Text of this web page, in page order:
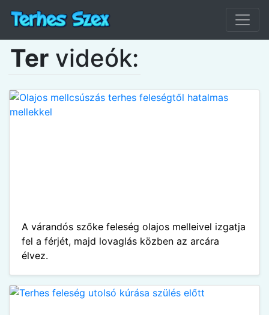
Ter videók:
A várandós szőke feleség olajos melleivel izgatja
fel a férjét, majd lovaglás közben az arcára
élvez.